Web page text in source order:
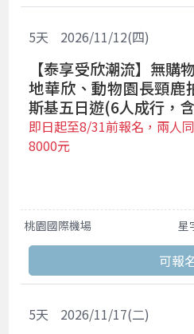
2026/11/12(四)
5天
【泰享受欣潮流】無購
地華欣、動物園長頸鹿
斯基五日遊(6人成行，
即日起至8/31前報名，兩人
8000元
桃園國際機場 星
2026/11/17(二)
5天